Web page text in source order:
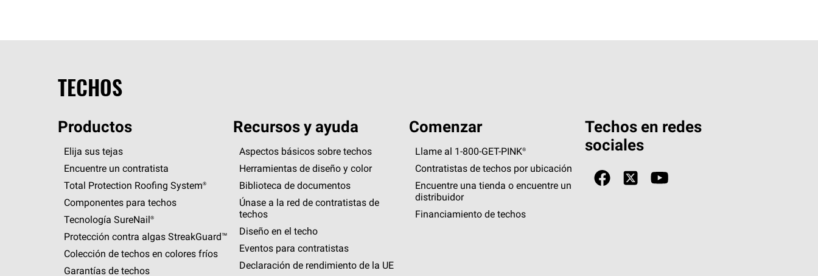
TECHOS
Productos
Elija sus tejas
Encuentre un contratista
Total Protection Roofing System®
Componentes para techos
Tecnología SureNail®
Protección contra algas StreakGuard™
Colección de techos en colores fríos
Garantías de techos
Recursos y ayuda
Aspectos básicos sobre techos
Herramientas de diseño y color
Biblioteca de documentos
Únase a la red de contratistas de
techos
Diseño en el techo
Eventos para contratistas
Declaración de rendimiento de la UE
Comenzar
Llame al 1-800-GET -PINK®
Contratistas de techos por ubicación
Encuentre una tienda o encuentre un
distribuidor
Financiamiento de techos
Techos en redes
sociales